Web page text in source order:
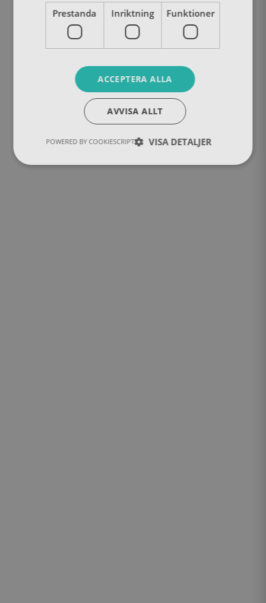
Prestanda Inriktning Funktioner
ACCEPTERA ALLA
AVVISA ALLT
VISA DETALJER
POWERED BY COOKIESCRIPT